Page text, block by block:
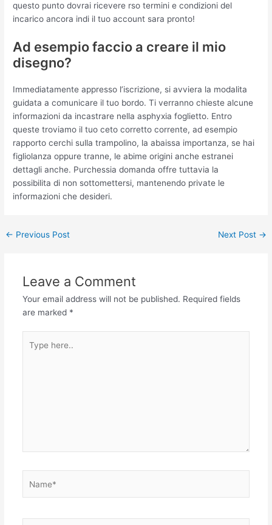
questo punto dovrai ricevere rso termini e condizioni del
incarico ancora indi il tuo account sara pronto!
Ad esempio faccio a creare il mio
disegno?
Immediatamente appresso l’iscrizione, si avviera la modalita
guidata a comunicare il tuo bordo. Ti verranno chieste alcune
informazioni da incastrare nella asphyxia foglietto. Entro
queste troviamo il tuo ceto corretto corrente, ad esempio
rapporto cerchi sulla trampolino, la abaissa importanza, se hai
figliolanza oppure tranne, le abime origini anche estranei
dettagli anche. Purchessia domanda offre tuttavia la
possibilita di non sottomettersi, mantenendo private le
informazioni che desideri.
← Previous Post Next Post →
Leave a Comment
Your email address will not be published. Required fields
are marked *
here..